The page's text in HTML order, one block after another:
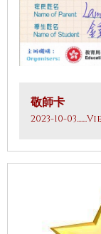
敬師卡
2023-10-03